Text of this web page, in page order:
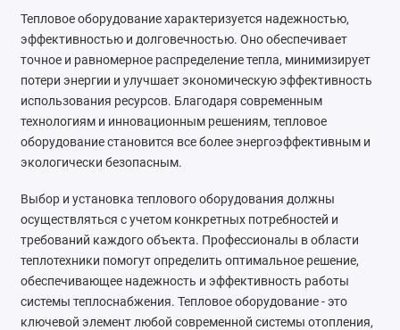
Тепловое оборудование характеризуется надежностью,
эффективностью и долговечностью. Оно обеспечивает
точное и равномерное распределение тепла, минимизирует
потери энергии и улучшает экономическую эффективность
использования ресурсов. Благодаря современным
технологиям и инновационным решениям, тепловое
оборудование становится все более энергоэффективным и
экологически безопасным.
Выбор и установка теплового оборудования должны
осуществляться с учетом конкретных потребностей и
требований каждого объекта. Профессионалы в области
теплотехники помогут определить оптимальное решение,
обеспечивающее надежность и эффективность работы
системы теплоснабжения. Тепловое оборудование - это
ключевой элемент любой современной системы отопления,